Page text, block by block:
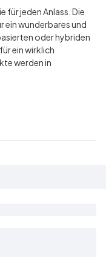
für jeden Anlass. Die
ein wunderbares und
oder hybriden
ein wirklich
werden in